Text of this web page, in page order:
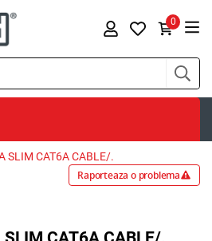
0
SLIM CAT6A CABLE/.
Raporteaza o problema